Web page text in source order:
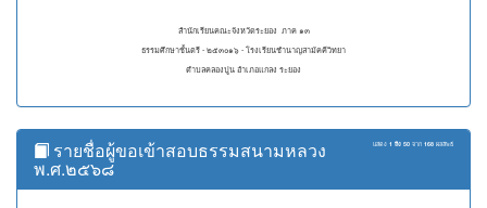
สำนักเรียนคณะจังหวัดระยอง ภาค ๑๓
ธรรมศึกษาชั้นตรี - ๒๕๓๐๑๖ - โรงเรียนชำนาญสามัคคีวิทยา
ตำบลคลองปูน อำเภอแกลง ระยอง
แสดง 1 ถึง 50 จาก 168 ผลลัพธ์
รายชื่อผู้ขอเข้าสอบธรรมสนามหลวง
พ.ศ.๒๕๖๘